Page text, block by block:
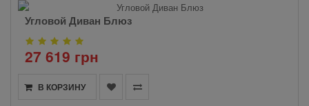
Угловой Диван Блюз
27 619 грн
В КОРЗИНУ